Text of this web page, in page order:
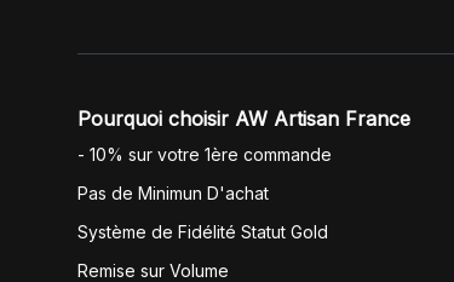
Pourquoi choisir AW Artisan France
- 10% sur votre 1ère commande
Pas de Minimun D'achat
Système de Fidélité Statut Gold
Remise sur Volume